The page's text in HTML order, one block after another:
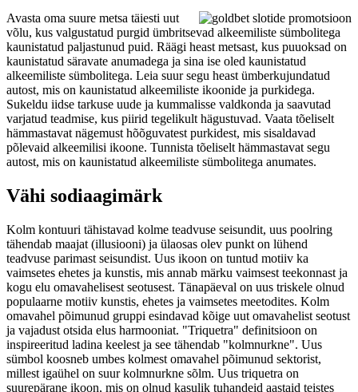
Avasta oma suure metsa täiesti uut
võlu, kus valgustatud purgid ümbritsevad alkeemiliste sümbolitega
kaunistatud paljastunud puid. Räägi heast metsast, kus puuoksad on
kaunistatud säravate anumadega ja sina ise oled kaunistatud
alkeemiliste sümbolitega. Leia suur segu heast ümberkujundatud
autost, mis on kaunistatud alkeemiliste ikoonide ja purkidega.
Sukeldu iidse tarkuse uude ja kummalisse valdkonda ja saavutad
varjatud teadmise, kus piirid tegelikult hägustuvad. Vaata tõeliselt
hämmastavat nägemust hõõguvatest purkidest, mis sisaldavad
põlevaid alkeemilisi ikoone. Tunnista tõeliselt hämmastavat segu
autost, mis on kaunistatud alkeemiliste sümbolitega anumates.
Vähi sodiaagimärk
Kolm kontuuri tähistavad kolme teadvuse seisundit, uus poolring
tähendab maajat (illusiooni) ja ülaosas olev punkt on lühend
teadvuse parimast seisundist. Uus ikoon on tuntud motiiv ka
vaimsetes ehetes ja kunstis, mis annab märku vaimsest teekonnast ja
kogu elu omavahelisest seotusest. Tänapäeval on uus triskele olnud
populaarne motiiv kunstis, ehetes ja vaimsetes meetodites. Kolm
omavahel põimunud gruppi esindavad kõige uut omavahelist seotust
ja vajadust otsida elus harmooniat. "Triquetra" definitsioon on
inspireeritud ladina keelest ja see tähendab "kolmnurkne". Uus
sümbol koosneb umbes kolmest omavahel põimunud sektorist,
millest igaühel on suur kolmnurkne sõlm. Uus triquetra on
suurepärane ikoon, mis on olnud kasulik tuhandeid aastaid teistes